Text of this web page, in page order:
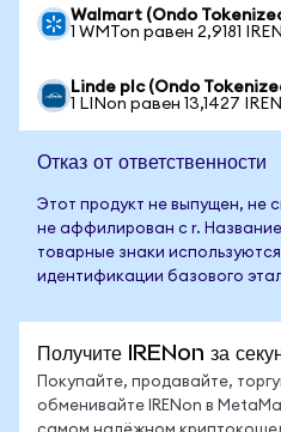
Walmart (Ondo
1 WMTon равен 2,9181
Linde plc (Ondo
1 LINon равен 13,1427
Отказ от ответственности
Этот продукт не выпущен, не
не аффилирован с r.
товарные знаки
идентификации базового
Получите IRENon за
Покупайте, продавайте,
обменивайте IRENon в